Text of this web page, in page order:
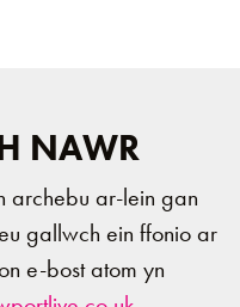
NAWR
archebu ar-lein gan
gallwch ein ffonio ar
e-bost atom yn